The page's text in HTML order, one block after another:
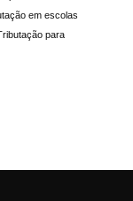
em escolas
para